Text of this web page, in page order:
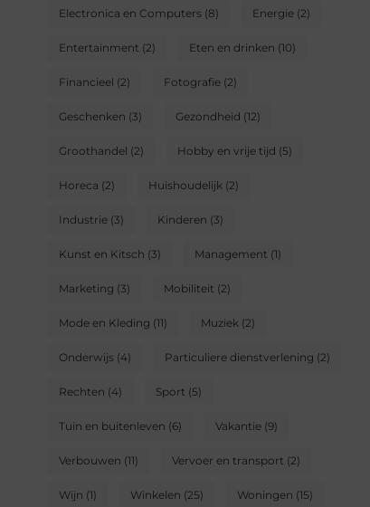
Electronica en Computers (8) Energie (2)
Entertainment (2) Eten en drinken (10)
Financieel (2) Fotografie (2)
Geschenken (3) Gezondheid (12)
Groothandel (2) Hobby en vrije tijd (5)
Horeca (2) Huishoudelijk (2)
Industrie (3) Kinderen (3)
Kunst en Kitsch (3) Management (1)
Marketing (3) Mobiliteit (2)
Mode en Kleding (11) Muziek (2)
Onderwijs (4) Particuliere dienstverlening (2)
Rechten (4) Sport (5)
Tuin en buitenleven (6) Vakantie (9)
Verbouwen (11) Vervoer en transport (2)
Wijn (1) Winkelen (25) Woningen (15)